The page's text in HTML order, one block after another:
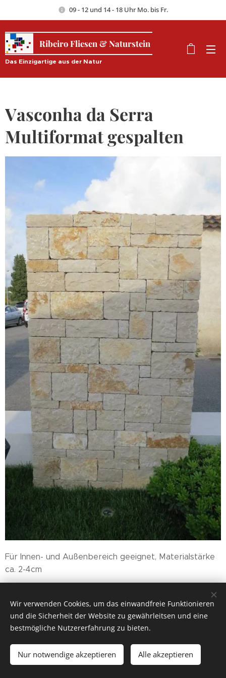
09 - 12 und 14 - 18 Uhr Mo. bis Fr.
Ribeiro Fliesen & Naturstein
Das Einzigartige aus der Natur
Vasconha da Serra
Multiformat gespalten
Für Innen- und Außenbereich geeignet, Materialstärke
ca. 2-4cm
69,90€
Cookies
Wir verwenden Cookies, um das einwandfreie Funktionieren
und die Sicherheit der Website zu gewährleitsen und eine
bestmögliche Nutzererfahrung zu bieten.
Nur notwendige akzeptieren Alle akzeptieren